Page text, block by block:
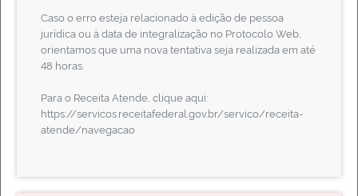
Auxiliares de Comércio
Contato
Caso o erro esteja relacionado à edição de pessoa
jurídica ou à data de integralização no Protocolo Web,
orientamos que uma nova tentativa seja realizada em até
48 horas.
Para o Receita Atende, clique aqui:
https://servicos.receitafederal.gov.br/servico/receita-
atende/navegacao